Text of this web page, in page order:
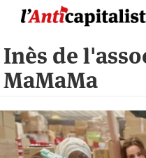
principal
Inès de
MaMaMa